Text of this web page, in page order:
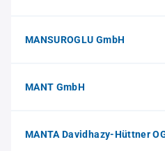
MANSUROGLU GmbH
MANT GmbH
MANTA Davidhazy-Hüttner